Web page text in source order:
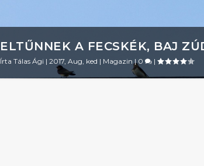
ELTŰNNEK A FECSKÉK, BAJ
Írta Tálas Ági | 2017, Aug, ked | Magazin | 0 |